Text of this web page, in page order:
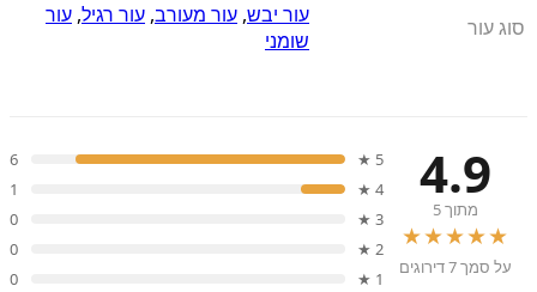
סוג עור עור יבש, עור מעורב, עור רגיל, עור
שומני
4.9
מתוך 5
★★★★★
על סמך 7 דירוגים
5 ★
6
4 ★
1
3 ★
0
2 ★
0
1 ★
0